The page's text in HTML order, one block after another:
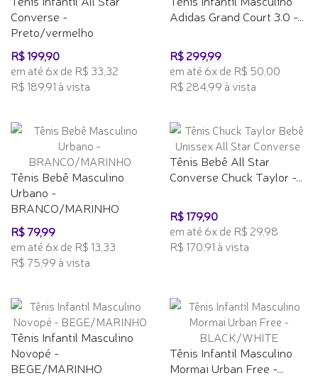
Converse -
Preto/vermelho
R$ 199,90
em até 6x de R$ 33,32
R$ 189,91 à vista
Adidas Grand Court 3.0 -...
R$ 299,99
em até 6x de R$ 50,00
R$ 284,99 à vista
Tênis Bebê Masculino
Urbano -
BRANCO/MARINHO
R$ 79,99
em até 6x de R$ 13,33
R$ 75,99 à vista
Tênis Bebê All Star
Converse Chuck Taylor -...
R$ 179,90
em até 6x de R$ 29,98
R$ 170,91 à vista
Tênis Infantil Masculino
Novopé -
BEGE/MARINHO
Tênis Infantil Masculino
Mormai Urban Free -...